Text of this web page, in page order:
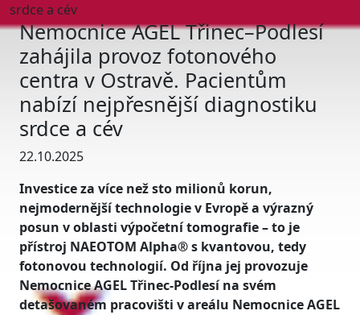
srdce a cév
Nemocnice AGEL Třinec–Podlesí
zahájila provoz fotonového
centra v Ostravě. Pacientům
nabízí nejpřesnější diagnostiku
srdce a cév
22.10.2025
Investice za více než sto milionů korun,
nejmodernější technologie v Evropě a výrazný
posun v oblasti výpočetní tomografie – to je
přístroj NAEOTOM Alpha® s kvantovou, tedy
fotonovou technologií. Od října jej provozuje
Nemocnice AGEL Třinec-Podlesí na svém
detašovaném pracovišti v areálu Nemocnice AGEL